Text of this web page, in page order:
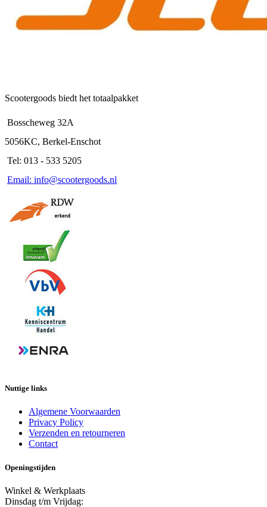
productpagina
Scootergoods biedt het totaalpakket
Bosscheweg 32A
5056KC, Berkel-Enschot
Tel: 013 - 533 5205
Email: info@scootergoods.nl
Nuttige links
Algemene Voorwaarden
Privacy Policy
Verzenden en retourneren
Contact
Openingstijden
Winkel & Werkplaats
Dinsdag t/m Vrijdag: